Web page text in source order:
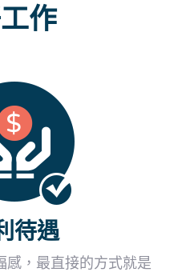
作
待遇
感，最直接的方式就是